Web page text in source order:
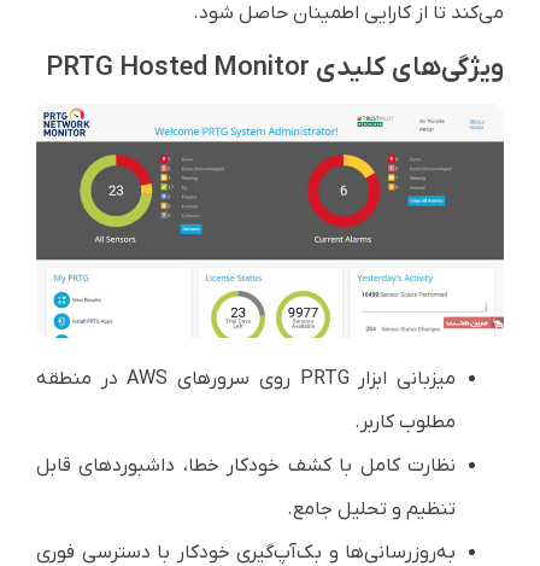
می‌کند تا از کارایی اطمینان حاصل شود.
ویژگی‌های کلیدی PRTG Hosted Monitor
میزبانی ابزار PRTG روی سرورهای AWS در منطقه
مطلوب کاربر.
نظارت کامل با کشف خودکار خطا، داشبوردهای قابل
تنظیم و تحلیل جامع.
به‌روزرسانی‌ها و بک‌آپ‌گیری خودکار با دسترسی فوری